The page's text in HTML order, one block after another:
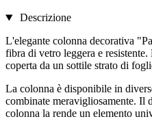
Descrizione
L'elegante colonna decorativa
fibra di vetro leggera e
coperta da un sottile strato di
La colonna è disponibile in
combinate meravigliosamente. Il
colonna la rende un elemento